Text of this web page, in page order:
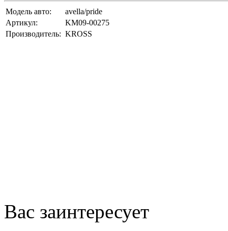
Модель авто:
avella/pride
Артикул:
KM09-00275
Производитель: KROSS
Вас заинтересует